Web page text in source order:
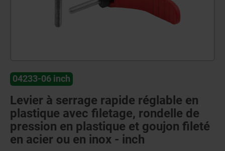
04233-06 inch
Levier à serrage rapide réglable en
plastique avec filetage, rondelle de
pression en plastique et goujon fileté
en acier ou en inox - inch